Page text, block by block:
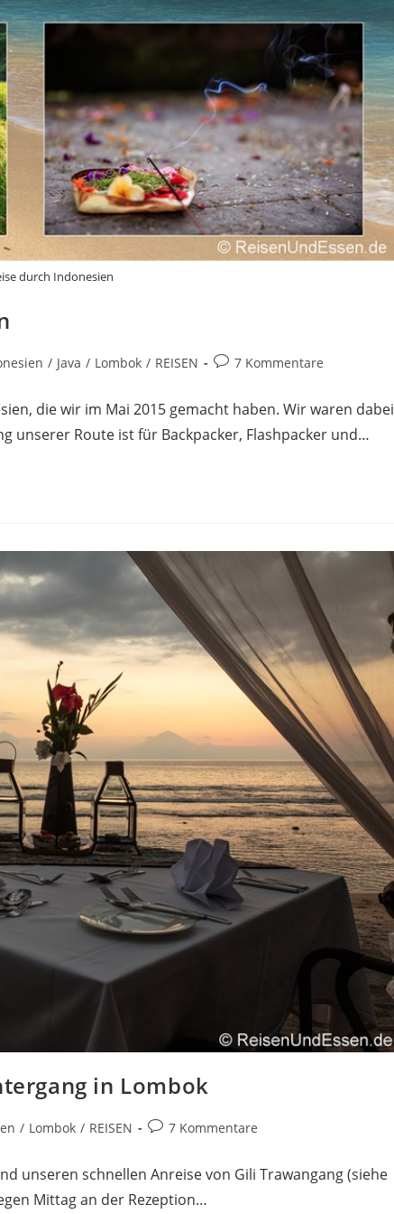
durch Indonesien
/ Java / Lombok / REISEN
Beitrags-
7 Kommentare
die wir im Mai 2015 gemacht haben. Wir waren dabei
unserer Route ist für Backpacker, Flashpacker und…
in Lombok
/ Lombok / REISEN
Beitrags-
7 Kommentare
unseren schnellen Anreise von Gili Trawangang (siehe
Mittag an der Rezeption…